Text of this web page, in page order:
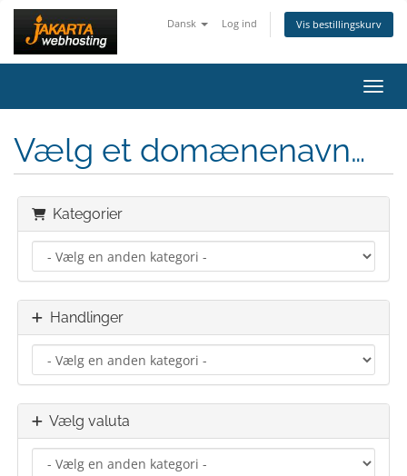
Dansk Log ind Vis bestillingskurv
Skift
Vælg et domænenavn…
Kategorier
Handlinger
Vælg valuta